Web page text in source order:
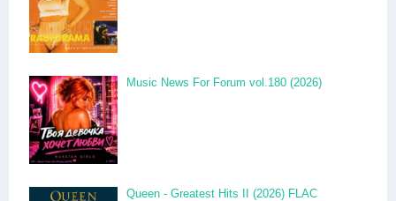
Music News For Forum vol.180 (2026)
Queen - Greatest Hits II (2026) FLAC